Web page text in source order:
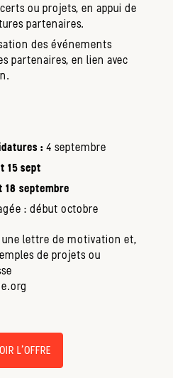
ou projets, en appui de
partenaires.
des événements
partenaires, en lien avec
: 4 septembre
15 sept
18 septembre
: début octobre
une lettre de motivation et,
de projets ou
L'OFFRE